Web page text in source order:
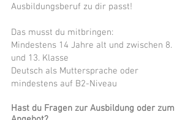
Ausbildungsberuf zu dir passt!
Das musst du mitbringen:
Mindestens 14 Jahre alt und zwischen 8.
und 13. Klasse
Deutsch als Muttersprache oder
mindestens auf B2-Niveau
Hast du Fragen zur Ausbildung oder zum